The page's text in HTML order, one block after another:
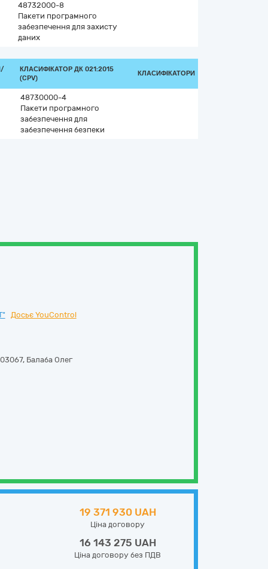
48732000-8
Пакети програмного
забезпечення для захисту
даних
КЛАСИФІКАТОР ДК 021:2015
(CPV)
КЛАСИФІКАТОРИ
48730000-4
Пакети програмного
забезпечення для
забезпечення безпеки
Досьє YouControl
03067, Балаба Олег
19 371 930 UAH
Ціна договору
16 143 275 UAH
Ціна договору без ПДВ